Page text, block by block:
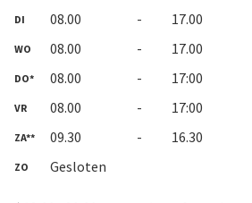
DI 08.00 - 17.00
WO 08.00 - 17.00
DO* 08.00 - 17:00
VR 08.00 - 17:00
ZA** 09.30 - 16.30
ZO Gesloten